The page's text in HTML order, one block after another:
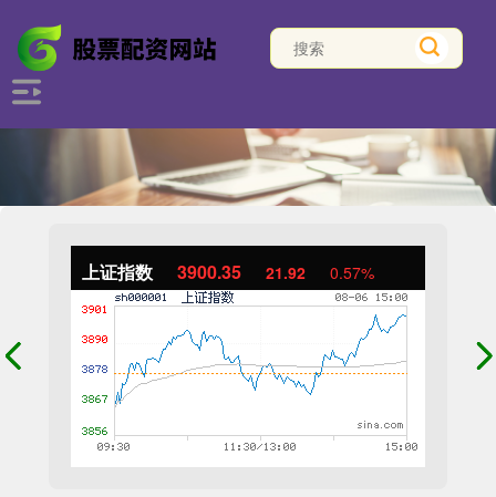
上证指数 3900.35 21.92 0.57%